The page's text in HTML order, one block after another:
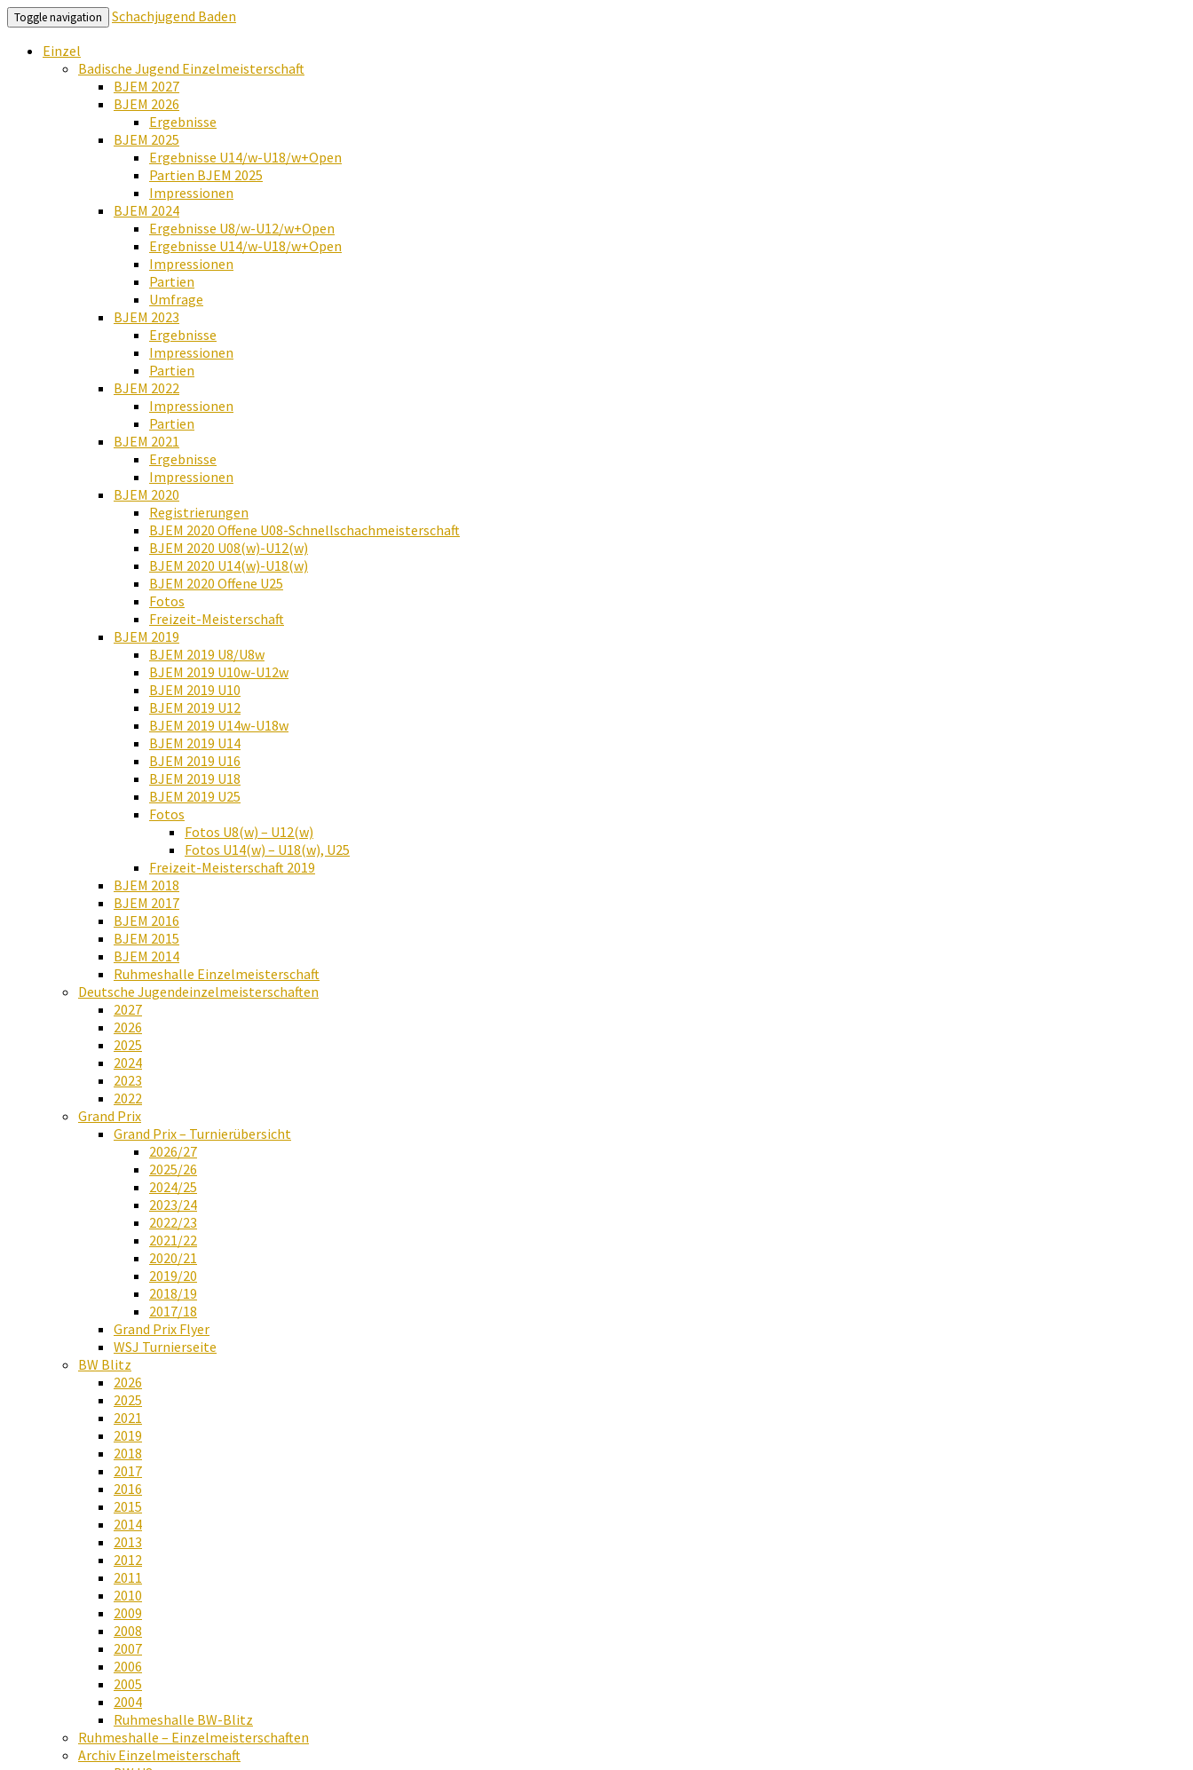
Toggle navigation
Schachjugend Baden
Einzel
Badische Jugend Einzelmeisterschaft
BJEM 2027
BJEM 2026
Ergebnisse
BJEM 2025
Ergebnisse U14/w-U18/w+Open
Partien BJEM 2025
Impressionen
BJEM 2024
Ergebnisse U8/w-U12/w+Open
Ergebnisse U14/w-U18/w+Open
Impressionen
Partien
Umfrage
BJEM 2023
Ergebnisse
Impressionen
Partien
BJEM 2022
Impressionen
Partien
BJEM 2021
Ergebnisse
Impressionen
BJEM 2020
Registrierungen
BJEM 2020 Offene U08-Schnellschachmeisterschaft
BJEM 2020 U08(w)-U12(w)
BJEM 2020 U14(w)-U18(w)
BJEM 2020 Offene U25
Fotos
Freizeit-Meisterschaft
BJEM 2019
BJEM 2019 U8/U8w
BJEM 2019 U10w-U12w
BJEM 2019 U10
BJEM 2019 U12
BJEM 2019 U14w-U18w
BJEM 2019 U14
BJEM 2019 U16
BJEM 2019 U18
BJEM 2019 U25
Fotos
Fotos U8(w) – U12(w)
Fotos U14(w) – U18(w), U25
Freizeit-Meisterschaft 2019
BJEM 2018
BJEM 2017
BJEM 2016
BJEM 2015
BJEM 2014
Ruhmeshalle Einzelmeisterschaft
Deutsche Jugendeinzelmeisterschaften
2027
2026
2025
2024
2023
2022
Grand Prix
Grand Prix – Turnierübersicht
2026/27
2025/26
2024/25
2023/24
2022/23
2021/22
2020/21
2019/20
2018/19
2017/18
Grand Prix Flyer
WSJ Turnierseite
BW Blitz
2026
2025
2021
2019
2018
2017
2016
2015
2014
2013
2012
2011
2010
2009
2008
2007
2006
2005
2004
Ruhmeshalle BW-Blitz
Ruhmeshalle – Einzelmeisterschaften
Archiv Einzelmeisterschaft